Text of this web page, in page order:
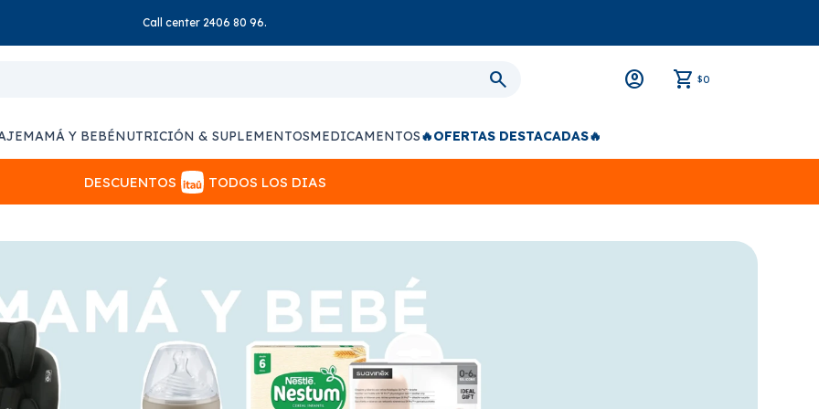
Call center 2406 80 96.
$0
MAMÁ Y BEBÉNUTRICIÓN & SUPLEMENTOSMEDICAMENTOS🔥OFERTAS DESTACADAS🔥
DESCUENTOS TODOS LOS DIAS